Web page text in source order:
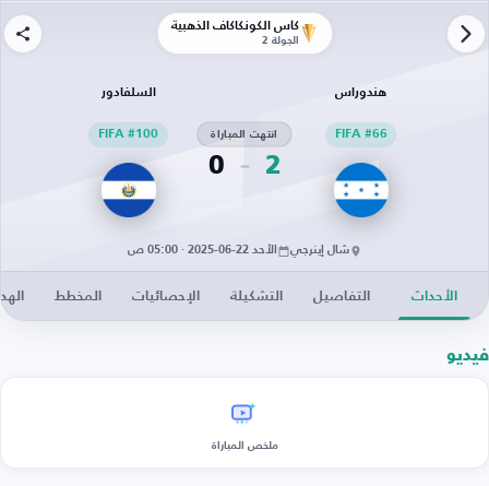
كأس الكونكاكاف الذهبية
الجولة 2
هندوراس
FIFA #66
2
انتهت المباراة
0
السلفادور
FIFA #100
شال إينرجي الأحد 22-06-2025 · 05:00 ص
الأحداث التفاصيل التشكيلة الإحصائيات المخطط
فيديو
ملخص المباراة